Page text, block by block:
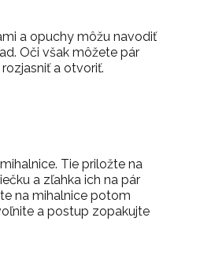
a opuchy môžu navodiť
Oči však môžete pár
a otvoriť.
Tie priložte na
a zľahka ich na pár
na mihalnice potom
a postup zopakujte